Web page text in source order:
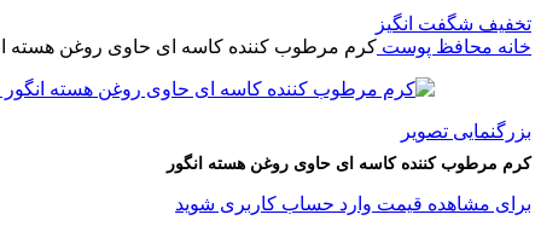
تخفیف شگفت انگیز
خانه محافظ پوست کرم مرطوب کننده کاسه ای حاوی روغن هسته
بزرگنمایی تصویر
کرم مرطوب کننده کاسه ای حاوی روغن هسته انگور
برای مشاهده قیمت وارد حساب کاربری شوید